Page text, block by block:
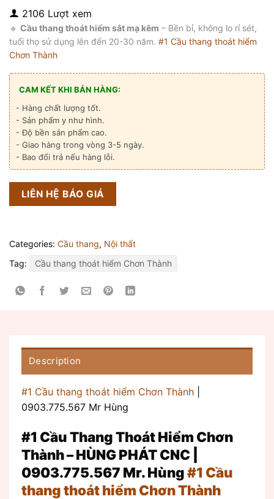
2106 Lượt xem
🔹 Cầu thang thoát hiểm sắt mạ kẽm – Bền bỉ, không lo rỉ sét,
tuổi thọ sử dụng lên đến 20-30 năm. #1 Cầu thang thoát hiểm
Chơn Thành
CAM KẾT KHI BÁN HÀNG:
- Hàng chất lượng tốt.
- Sản phẩm y như hình.
- Độ bền sản phẩm cao.
- Giao hàng trong vòng 3-5 ngày.
- Bao đổi trả nếu hàng lỗi.
LIÊN HỆ BÁO GIÁ
Categories: Cầu thang, Nội thất
Tag:
Cầu thang thoát hiểm Chơn Thành
Description
#1 Cầu thang thoát hiểm Chơn Thành
0903.775.567 Mr Hùng
#1 Cầu Thang Thoát Hiểm Chơn
Thành – HÙNG PHÁT CNC |
0903.775.567 Mr. Hùng#1 Cầu
thang thoát hiểm Chơn Thành